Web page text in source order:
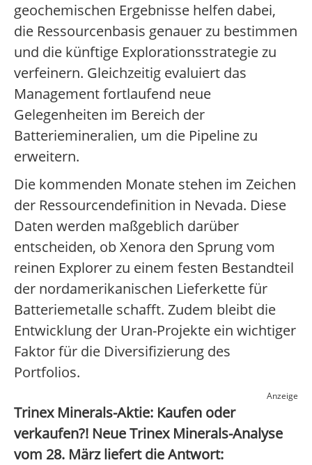
geochemischen Ergebnisse helfen dabei,
die Ressourcenbasis genauer zu bestimmen
und die künftige Explorationsstrategie zu
verfeinern. Gleichzeitig evaluiert das
Management fortlaufend neue
Gelegenheiten im Bereich der
Batteriemineralien, um die Pipeline zu
erweitern.
Die kommenden Monate stehen im Zeichen
der Ressourcendefinition in Nevada. Diese
Daten werden maßgeblich darüber
entscheiden, ob Xenora den Sprung vom
reinen Explorer zu einem festen Bestandteil
der nordamerikanischen Lieferkette für
Batteriemetalle schafft. Zudem bleibt die
Entwicklung der Uran-Projekte ein wichtiger
Faktor für die Diversifizierung des
Portfolios.
Anzeige
Trinex Minerals-Aktie: Kaufen oder
verkaufen?! Neue Trinex Minerals-Analyse
vom 28. März liefert die Antwort: